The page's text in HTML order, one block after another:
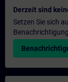
Derzeit sind
Setzen Sie sich